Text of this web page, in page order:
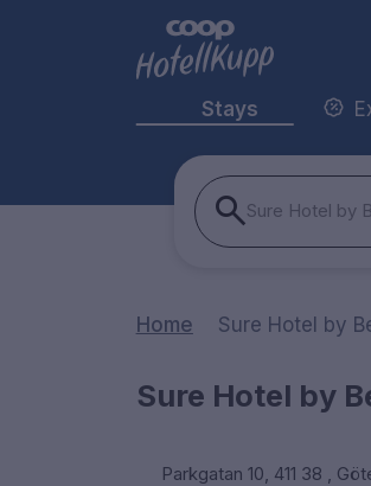
Stays
Sure Hotel by
Home Sure Hotel by
Sure Hotel by
Parkgatan 10, 411 38 ,